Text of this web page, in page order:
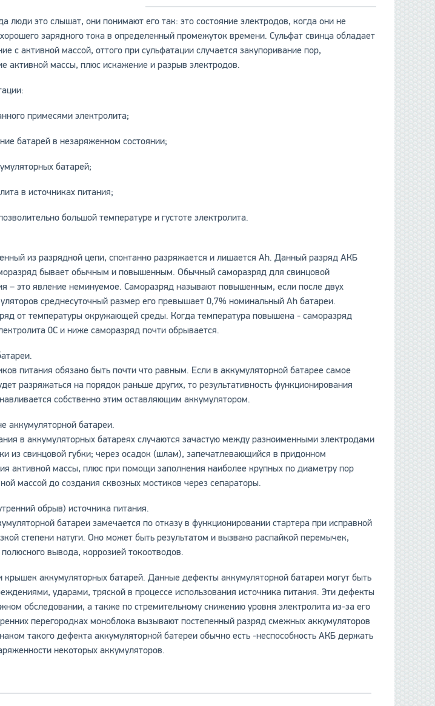
люди это слышат, они понимают его так: это состояние электродов, когда они не
зарядного тока в определенный промежуток времени. Сульфат свинца обладает
с активной массой, оттого при сульфатации случается закупоривание пор,
активной массы, плюс искажение и разрыв электродов.
примесями электролита;
батарей в незаряженном состоянии;
батарей;
в источниках питания;
большой температуре и густоте электролита.
из разрядной цепи, спонтанно разряжается и лишается Ah. Данный разряд АКБ
бывает обычным и повышенным. Обычный саморазряд для свинцовой
– это явление неминуемое. Саморазряд называют повышенным, если после двух
среднесуточный размер его превышает 0,7% номинальный Ah батареи.
от температуры окружающей среды. Когда температура повышена - саморазряд
0С и ниже саморазряд почти обрывается.
питания обязано быть почти что равным. Если в аккумуляторной батарее самое
разряжаться на порядок раньше других, то результативность функционирования
собственно этим оставляющим аккумулятором.
аккумуляторной батареи.
в аккумуляторных батареях случаются зачастую между разноименными электродами
из свинцовой губки; через осадок (шлам), запечатлевающийся в придонном
активной массы, плюс при помощи заполнения наиболее крупных по диаметру пор
массой до создания сквозных мостиков через сепараторы.
обрыв) источника питания.
батареи замечается по отказу в функционировании стартера при исправной
степени натуги. Оно может быть результатом и вызвано распайкой перемычек,
вывода, коррозией токоотводов.
аккумуляторных батарей. Данные дефекты аккумуляторной батареи могут быть
ударами, тряской в процессе использования источника питания. Эти дефекты
обследовании, а также по стремительному снижению уровня электролита из-за его
перегородках моноблока вызывают постепенный разряд смежных аккумуляторов
такого дефекта аккумуляторной батереи обычно есть -неспособность АКБ держать
некоторых аккумуляторов.